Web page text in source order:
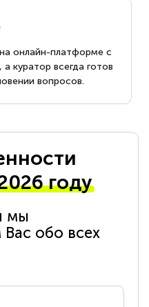
онлайн-платформе с
куратор всегда готов
вопросов.
году
мы
обо всех